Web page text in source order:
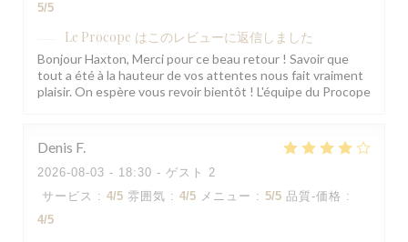
5/5
Le Procope はこのレビューに返信しました
Bonjour Haxton, Merci pour ce beau retour ! Savoir que
tout a été à la hauteur de vos attentes nous fait vraiment
plaisir. On espère vous revoir bientôt ! L'équipe du Procope
Denis F
2026-08-03 - 18:30 - ゲスト 2
サービス : 4/5 雰囲気 : 4/5 メニュー : 5/5 品質-価格 :
4/5